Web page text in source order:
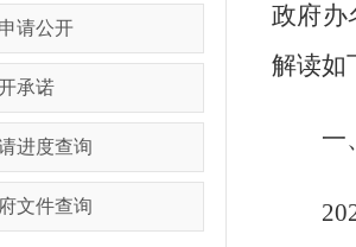
请公开
承诺
进度查询
文件查询
政府办
解读如
一